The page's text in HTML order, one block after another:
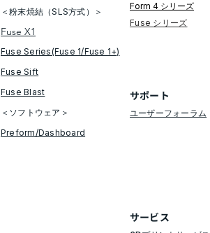
＜粉末焼結（SLS方式）＞
Fuse X1
Fuse Series(Fuse 1/Fuse 1+)
Fuse Sift
​Fuse Blast
＜ソフトウェア＞
​Preform/Dashboard
Form 4 シリーズ
​Fuse シリーズ
​サポート
ユーザーフォーラム
​サービス